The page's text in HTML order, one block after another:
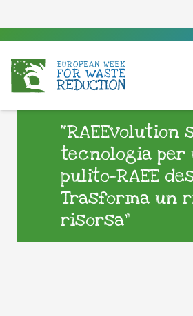
“RAEEvolution
tecnologia per
pulito-RAEE
Trasforma un
risorsa”